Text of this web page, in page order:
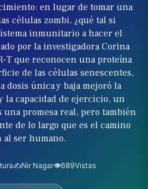
en lugar de tomar una
células zombi, ¿qué tal si
inmunitario a hacer el
por la investigadora Corina
T que reconocen una proteína
de las células senescentes,
dosis única y baja mejoró la
la capacidad de ejercicio, un
una promesa real, pero también
de lo largo que es el camino
al ser humano.
✍️Nir Nagar👁️689Vistas